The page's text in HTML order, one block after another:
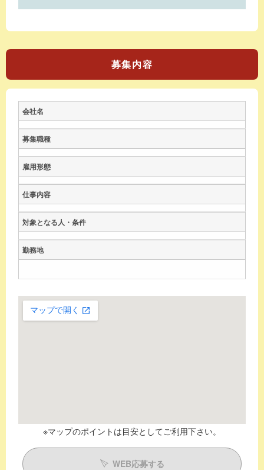
募集内容
会社名
募集職種
雇用形態
仕事内容
対象となる人・条件
勤務地
※マップのポイントは目安としてご利用下さい。
WEB応募する